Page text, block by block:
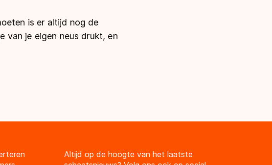
is er altijd nog de
van je eigen neus drukt, en
Altijd op de hoogte van het laatste